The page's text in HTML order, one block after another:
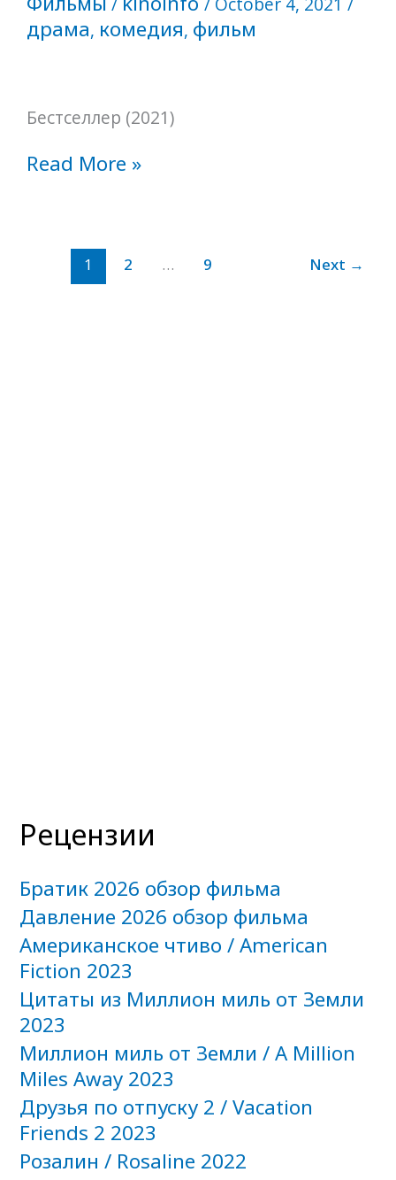
драма, комедия, фильм
Бестселлер (2021)
Read More »
1 2 … 9 Next →
Рецензии
Братик 2026 обзор фильма
Давление 2026 обзор фильма
Американское чтиво / American
Fiction 2023
Цитаты из Миллион миль от Земли
2023
Миллион миль от Земли / A Million
Miles Away 2023
Друзья по отпуску 2 / Vacation
Friends 2 2023
Розалин / Rosaline 2022